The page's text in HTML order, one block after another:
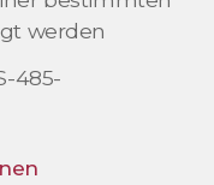
werden
485-